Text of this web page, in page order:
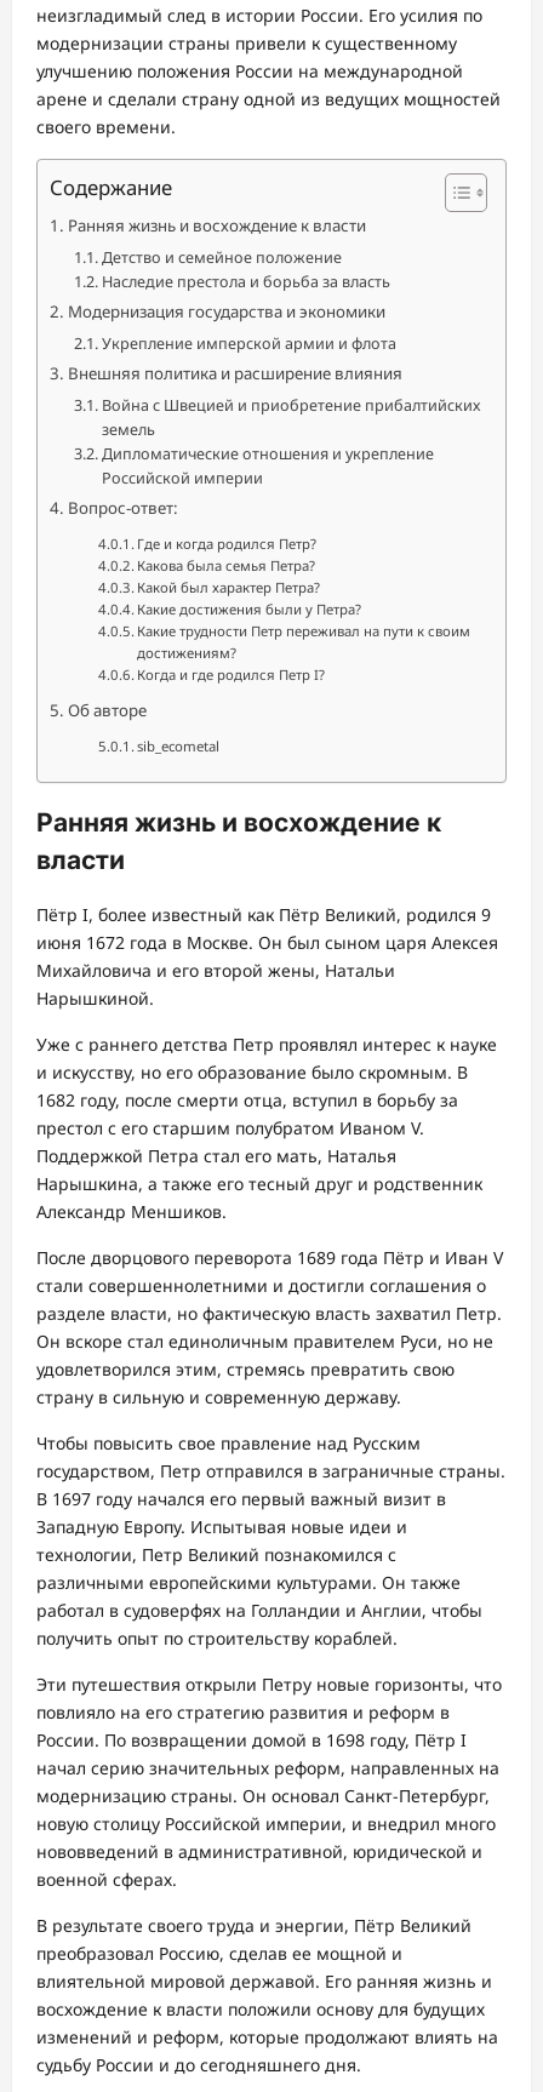
неизгладимый след в истории России. Его усилия по
модернизации страны привели к существенному
улучшению положения России на международной
арене и сделали страну одной из ведущих мощностей
своего времени.
Содержание
Ранняя жизнь и восхождение к власти
Детство и семейное положение
Наследие престола и борьба за власть
Модернизация государства и экономики
Укрепление имперской армии и флота
Внешняя политика и расширение влияния
Война с Швецией и приобретение прибалтийских
земель
Дипломатические отношения и укрепление
Российской империи
Вопрос-ответ:
Где и когда родился Петр?
Какова была семья Петра?
Какой был характер Петра?
Какие достижения были у Петра?
Какие трудности Петр переживал на пути к своим
достижениям?
Когда и где родился Петр I?
Об авторе
sib_ecometal
Ранняя жизнь и восхождение к
власти
Пётр I, более известный как Пётр Великий, родился 9
июня 1672 года в Москве. Он был сыном царя Алексея
Михайловича и его второй жены, Натальи
Нарышкиной.
Уже с раннего детства Петр проявлял интерес к науке
и искусству, но его образование было скромным. В
1682 году, после смерти отца, вступил в борьбу за
престол с его старшим полубратом Иваном V.
Поддержкой Петра стал его мать, Наталья
Нарышкина, а также его тесный друг и родственник
Александр Меншиков.
После дворцового переворота 1689 года Пётр и Иван V
стали совершеннолетними и достигли соглашения о
разделе власти, но фактическую власть захватил Петр.
Он вскоре стал единоличным правителем Руси, но не
удовлетворился этим, стремясь превратить свою
страну в сильную и современную державу.
Чтобы повысить свое правление над Русским
государством, Петр отправился в заграничные страны.
В 1697 году начался его первый важный визит в
Западную Европу. Испытывая новые идеи и
технологии, Петр Великий познакомился с
различными европейскими культурами. Он также
работал в судоверфях на Голландии и Англии, чтобы
получить опыт по строительству кораблей.
Эти путешествия открыли Петру новые горизонты, что
повлияло на его стратегию развития и реформ в
России. По возвращении домой в 1698 году, Пётр I
начал серию значительных реформ, направленных на
модернизацию страны. Он основал Санкт-Петербург,
новую столицу Российской империи, и внедрил много
нововведений в административной, юридической и
военной сферах.
В результате своего труда и энергии, Пётр Великий
преобразовал Россию, сделав ее мощной и
влиятельной мировой державой. Его ранняя жизнь и
восхождение к власти положили основу для будущих
изменений и реформ, которые продолжают влиять на
судьбу России и до сегодняшнего дня.